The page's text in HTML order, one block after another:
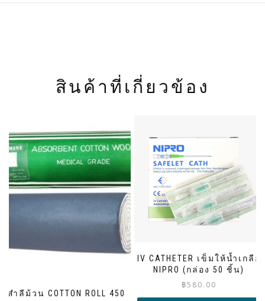
สินค้าที่เกี่ยวข้อง
สำลีม้วน COTTON ROLL 450
IV CATHETER เข็มให้น้ำเกลือ
NIPRO (กล่อง 50 ชิ้น)
฿580.00